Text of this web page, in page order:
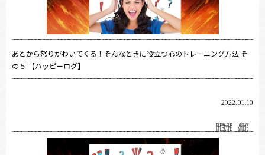
あとから怒りがわいてくる！そんなときに役立つ心のトレーニング方法 そ
の５ 【ハッピーログ】
2022.01.10